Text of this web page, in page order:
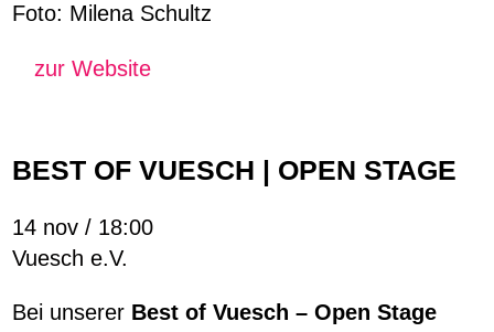
Foto: Milena Schultz
zur Website
BEST OF VUESCH | OPEN STAGE
14 nov / 18:00
Vuesch e.V.
Bei unserer Best of Vuesch – Open Stage